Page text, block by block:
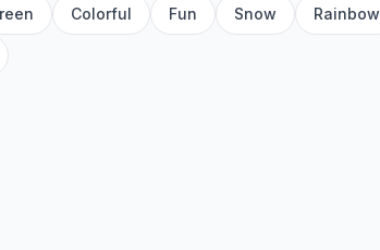
Colorful Fun Snow Rainbow